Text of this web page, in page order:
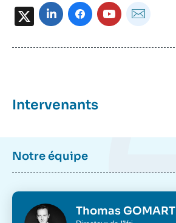
X
Intervenants
Notre équipe
Photo Thomas GOMART